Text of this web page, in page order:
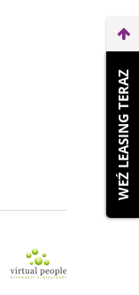
WEŹ LEASING TERAZ